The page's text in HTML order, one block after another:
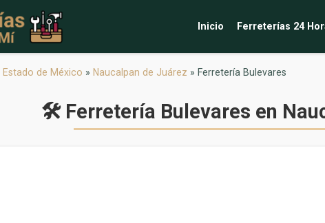
Inicio Ferreterías 24
Estado de México » Naucalpan de Juárez » Ferretería Bulevares
🛠 Ferretería Bulevares en